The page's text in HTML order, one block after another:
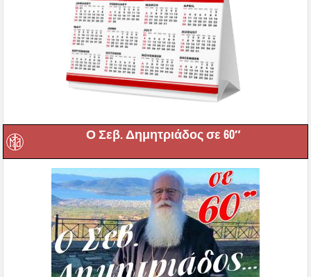
Ο Σεβ. Δημητριάδος σε 60″